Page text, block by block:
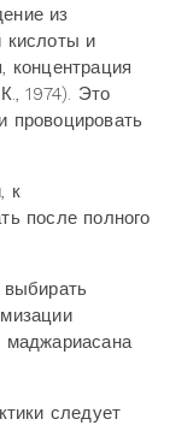
из
кислоты и
концентрация
1974). Это
провоцировать
к
после полного
выбирать
маджариасана
следует